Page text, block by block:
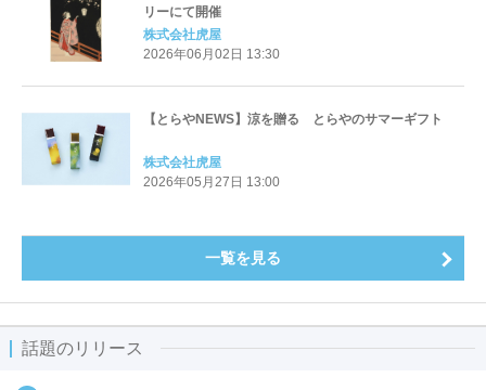
リーにて開催
株式会社虎屋
2026年06月02日 13:30
【とらやNEWS】涼を贈る とらやのサマーギフト
株式会社虎屋
2026年05月27日 13:00
一覧を見る
話題のリリース